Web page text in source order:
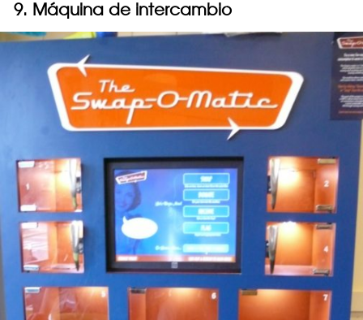
9. Máquina de intercambio